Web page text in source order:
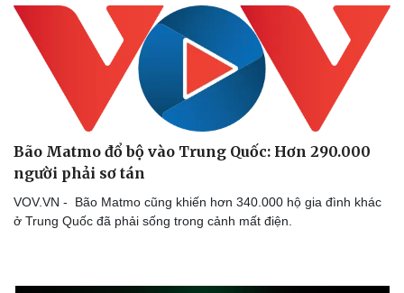
Bão Matmo đổ bộ vào Trung Quốc: Hơn 290.000
người phải sơ tán
VOV.VN - Bão Matmo cũng khiến hơn 340.000 hộ gia đình khác
ở Trung Quốc đã phải sống trong cảnh mất điện.